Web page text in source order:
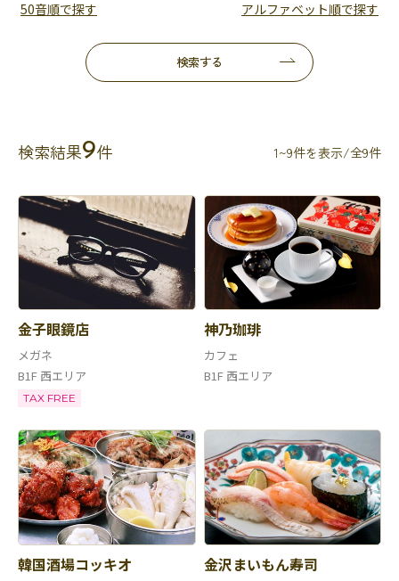
50音順で探す アルファベット順で探す
検索する
検索結果9件 1~9件を表示/全9件
金子眼鏡店
メガネ
B1F 西エリア
TAX FREE
神乃珈琲
カフェ
B1F 西エリア
韓国酒場コッキオ 金沢まいもん寿司